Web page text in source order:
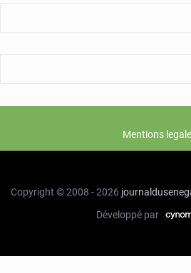
Mentions
Copyright © 2008 - 2026
Développé par